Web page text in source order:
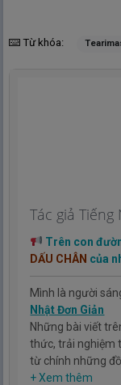
Từ khóa:
Tác giả
Trên con
DẤU CHÂN của
Mình là người
Nhật Đơn Giản
Những bài viết
thức, trải nghiệm
từ chính những
Hy vọng rằng
+ Xem thêm